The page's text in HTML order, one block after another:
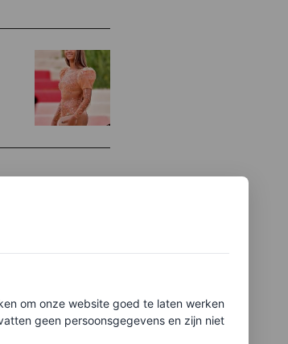
om onze website goed te laten werken
geen persoonsgegevens en zijn niet